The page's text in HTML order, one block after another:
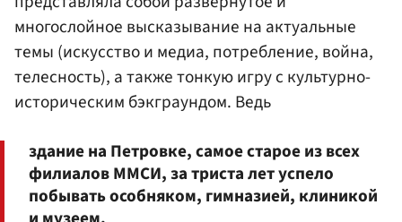
многослойное высказывание на актуальные
темы (искусство и медиа, потребление, война,
телесность), а также тонкую игру с культурно-
историческим бэкграундом. Ведь
здание на Петровке, самое старое из всех
филиалов ММСИ, за триста лет успело
побывать особняком, гимназией, клиникой